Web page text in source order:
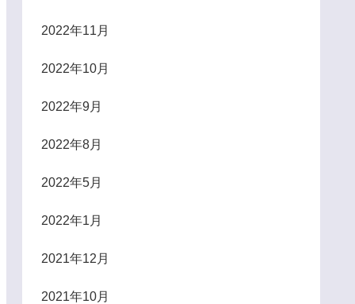
2022年11月
2022年10月
2022年9月
2022年8月
2022年5月
2022年1月
2021年12月
2021年10月